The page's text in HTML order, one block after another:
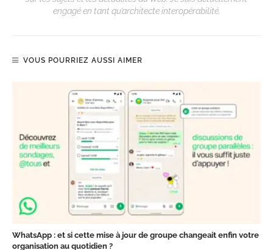
engagé en tant qu’architecte interopérabilité.
VOUS POURRIEZ AUSSI AIMER
WhatsApp : et si cette mise à jour de groupe changeait enfin votre
organisation au quotidien ?